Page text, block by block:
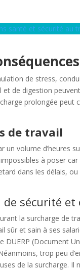
santé et sécurité au
de stress,
de digestion
prolongée
de travail
volume d’heures
à poser
dans les délais,
sécurité et
la surcharge de
et sain à ses
(Document
trop peu
de la surcharge. Il